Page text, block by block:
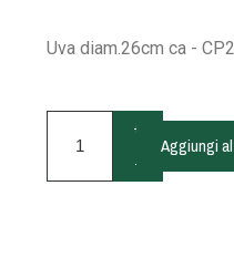
Uva diam.26cm ca -
+
-
Aggiungi